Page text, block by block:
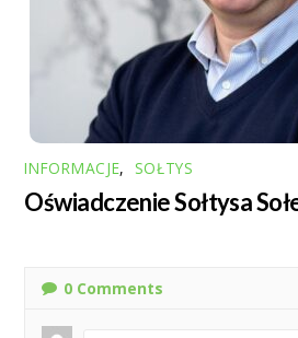
INFORMACJE, SOŁTYS
Oświadczenie Sołtysa
0 Comments